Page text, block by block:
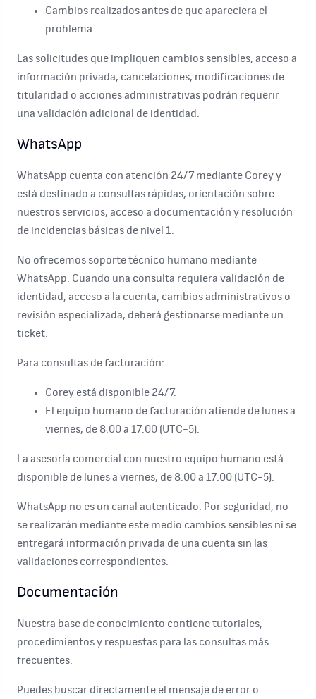
Cambios realizados antes de que apareciera el
problema.
Las solicitudes que impliquen cambios sensibles, acceso a
información privada, cancelaciones, modificaciones de
titularidad o acciones administrativas podrán requerir
una validación adicional de identidad.
WhatsApp
WhatsApp cuenta con atención 24/7 mediante Corey y
está destinado a consultas rápidas, orientación sobre
nuestros servicios, acceso a documentación y resolución
de incidencias básicas de nivel 1.
No ofrecemos soporte técnico humano mediante
WhatsApp. Cuando una consulta requiera validación de
identidad, acceso a la cuenta, cambios administrativos o
revisión especializada, deberá gestionarse mediante un
ticket.
Para consultas de facturación:
Corey está disponible 24/7.
El equipo humano de facturación atiende de lunes a
viernes, de 8:00 a 17:00 (UTC-5).
La asesoría comercial con nuestro equipo humano está
disponible de lunes a viernes, de 8:00 a 17:00 (UTC-5).
WhatsApp no es un canal autenticado. Por seguridad, no
se realizarán mediante este medio cambios sensibles ni se
entregará información privada de una cuenta sin las
validaciones correspondientes.
Documentación
Nuestra base de conocimiento contiene tutoriales,
procedimientos y respuestas para las consultas más
frecuentes.
Puedes buscar directamente el mensaje de error o